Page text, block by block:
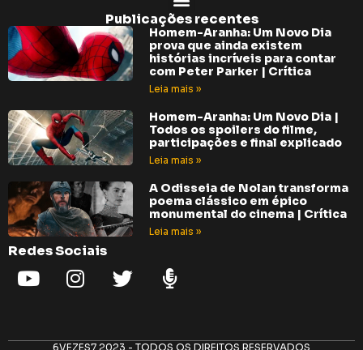
Publicações recentes
Homem-Aranha: Um Novo Dia
prova que ainda existem
histórias incríveis para contar
com Peter Parker | Crítica
Leia mais »
Homem-Aranha: Um Novo Dia |
Todos os spoilers do filme,
participações e final explicado
Leia mais »
A Odisseia de Nolan transforma
poema clássico em épico
monumental do cinema | Crítica
Leia mais »
Redes Sociais
6VEZES7 2023 - TODOS OS DIREITOS RESERVADOS